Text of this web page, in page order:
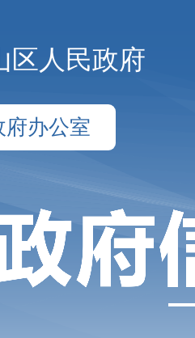
区人民政府
府办公室